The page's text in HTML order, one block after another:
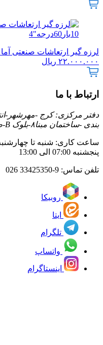
لرزه گیر ارتعاشات صنعتی آما مارک زرد
۲۲.۰۰۰.۰۰۰ ریال
ارتباط با ما
دفتر مرکزی: کرج -مهرشهر-
بندی -ساختمان مبنا۸-بلوک B-طبقه دوم
ساعت کاری: شنبه تا چهارشنبه 07:00 الی
پنجشنبه 07:00 الی 13:00
تلفن تماس: 33425350-9 026
روبیکا
ایتا
تلگرام
واتساپ
اینستاگرام